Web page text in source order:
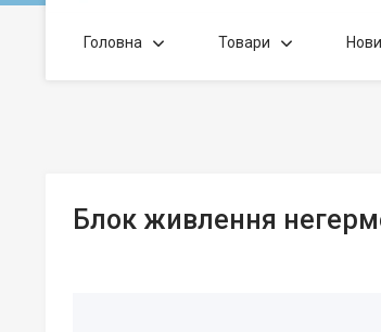
Головна Товари
Блок живлення